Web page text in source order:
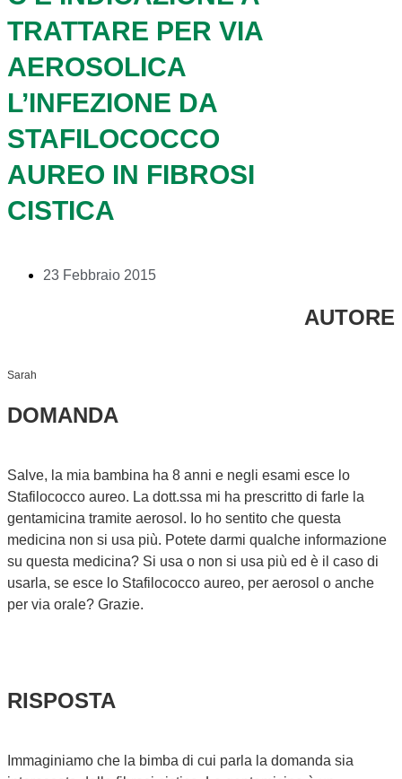
TRATTARE PER VIA
AEROSOLICA
L’INFEZIONE DA
STAFILOCOCCO
AUREO IN FIBROSI
CISTICA
23 Febbraio 2015
AUTORE
Sarah
DOMANDA
Salve, la mia bambina ha 8 anni e negli esami esce lo
Stafilococco aureo. La dott.ssa mi ha prescritto di farle la
gentamicina tramite aerosol. Io ho sentito che questa
medicina non si usa più. Potete darmi qualche informazione
su questa medicina? Si usa o non si usa più ed è il caso di
usarla, se esce lo Stafilococco aureo, per aerosol o anche
per via orale? Grazie.
RISPOSTA
Immaginiamo che la bimba di cui parla la domanda sia